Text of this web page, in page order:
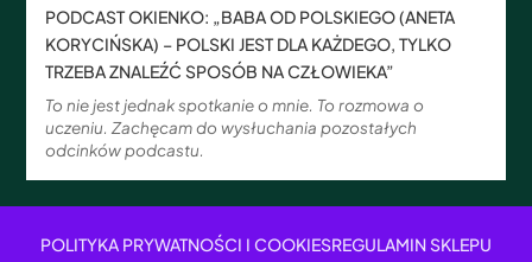
PODCAST OKIENKO: „BABA OD POLSKIEGO (ANETA
KORYCIŃSKA) – POLSKI JEST DLA KAŻDEGO, TYLKO
TRZEBA ZNALEŹĆ SPOSÓB NA CZŁOWIEKA”
To nie jest jednak spotkanie o mnie. To rozmowa o
uczeniu. Zachęcam do wysłuchania pozostałych
odcinków podcastu.
POLITYKA PRYWATNOŚCI I COOKIESREGULAMIN SKLEPU